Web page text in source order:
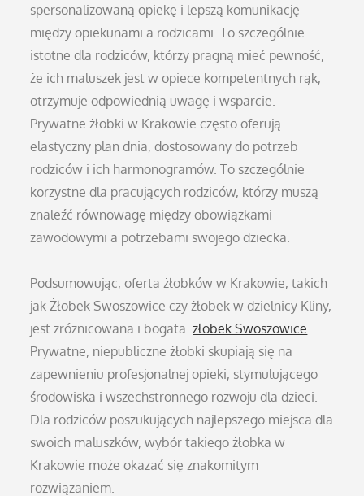
spersonalizowaną opiekę i lepszą komunikację
między opiekunami a rodzicami. To szczególnie
istotne dla rodziców, którzy pragną mieć pewność,
że ich maluszek jest w opiece kompetentnych rąk,
otrzymuje odpowiednią uwagę i wsparcie.
Prywatne żłobki w Krakowie często oferują
elastyczny plan dnia, dostosowany do potrzeb
rodziców i ich harmonogramów. To szczególnie
korzystne dla pracujących rodziców, którzy muszą
znaleźć równowagę między obowiązkami
zawodowymi a potrzebami swojego dziecka.
Podsumowując, oferta żłobków w Krakowie, takich
jak Żłobek Swoszowice czy żłobek w dzielnicy Kliny,
jest zróżnicowana i bogata.żłobek Swoszowice
Prywatne, niepubliczne żłobki skupiają się na
zapewnieniu profesjonalnej opieki, stymulującego
środowiska i wszechstronnego rozwoju dla dzieci.
Dla rodziców poszukujących najlepszego miejsca dla
swoich maluszków, wybór takiego żłobka w
Krakowie może okazać się znakomitym
rozwiązaniem.